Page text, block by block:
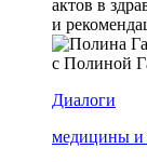
актов в
и
с Полиной
Диалоги
медицины и